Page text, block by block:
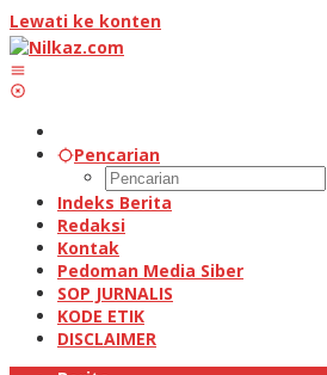
Lewati ke konten
Pencarian
Indeks Berita
Redaksi
Kontak
Pedoman Media Siber
SOP JURNALIS
KODE ETIK
DISCLAIMER